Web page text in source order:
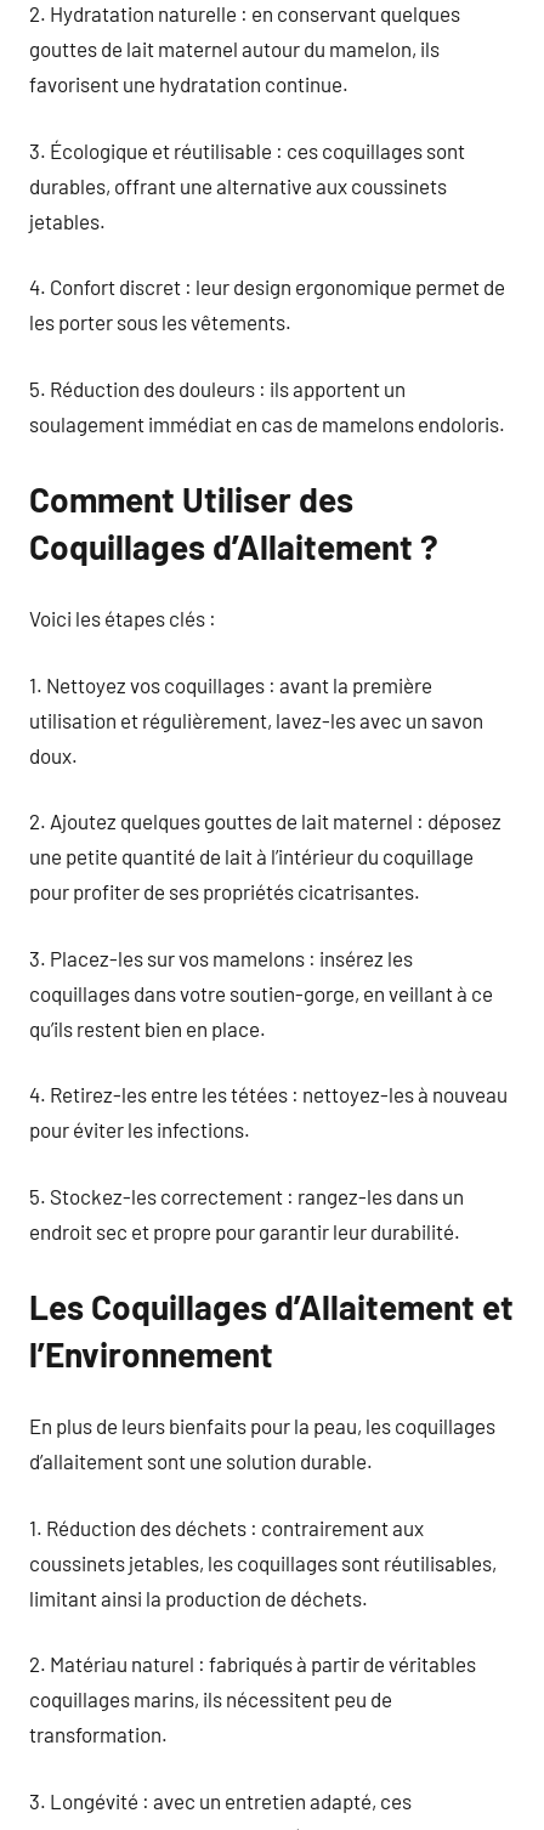
2. Hydratation naturelle : en conservant quelques
gouttes de lait maternel autour du mamelon, ils
favorisent une hydratation continue.
3. Écologique et réutilisable : ces coquillages sont
durables, offrant une alternative aux coussinets
jetables.
4. Confort discret : leur design ergonomique permet de
les porter sous les vêtements.
5. Réduction des douleurs : ils apportent un
soulagement immédiat en cas de mamelons endoloris.
Comment Utiliser des
Coquillages d’Allaitement ?
Voici les étapes clés :
1. Nettoyez vos coquillages : avant la première
utilisation et régulièrement, lavez-les avec un savon
doux.
2. Ajoutez quelques gouttes de lait maternel : déposez
une petite quantité de lait à l’intérieur du coquillage
pour profiter de ses propriétés cicatrisantes.
3. Placez-les sur vos mamelons : insérez les
coquillages dans votre soutien-gorge, en veillant à ce
qu’ils restent bien en place.
4. Retirez-les entre les tétées : nettoyez-les à nouveau
pour éviter les infections.
5. Stockez-les correctement : rangez-les dans un
endroit sec et propre pour garantir leur durabilité.
Les Coquillages d’Allaitement et
l’Environnement
En plus de leurs bienfaits pour la peau, les coquillages
d’allaitement sont une solution durable.
1. Réduction des déchets : contrairement aux
coussinets jetables, les coquillages sont réutilisables,
limitant ainsi la production de déchets.
2. Matériau naturel : fabriqués à partir de véritables
coquillages marins, ils nécessitent peu de
transformation.
3. Longévité : avec un entretien adapté, ces